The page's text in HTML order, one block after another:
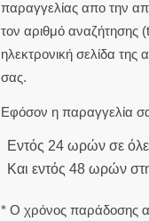
παραγγελίας απο την
τον αριθμό αναζήτησης
ηλεκτρονική σελίδα της
σας.
Εφόσον η παραγγελία
Εντός 24 ωρών σε
Και εντός 48 ωρών
* Ο χρόνος παράδοσης